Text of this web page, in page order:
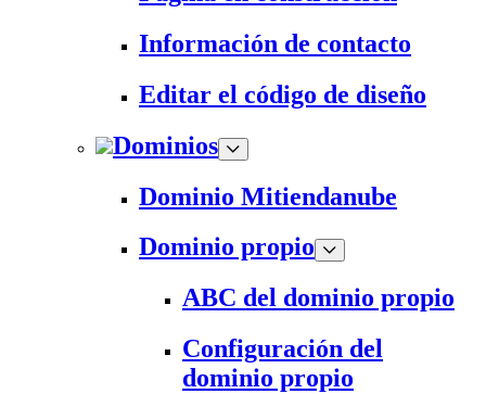
Información de contacto
Editar el código de diseño
Dominios
Dominio Mitiendanube
Dominio propio
ABC del dominio propio
Configuración del
dominio propio